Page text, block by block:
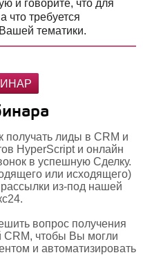
и говорите, что для
что требуется
тематики.
лиды в CRM и
HyperScript и онлайн
в успешную Сделку.
или исходящего)
из-под нашей
вопрос получения
чтобы Вы могли
и автоматизировать